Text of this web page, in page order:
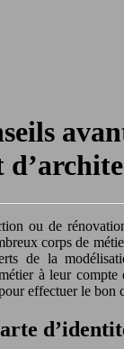
ou de
corps de
de la
à leur compte
effectuer le bon